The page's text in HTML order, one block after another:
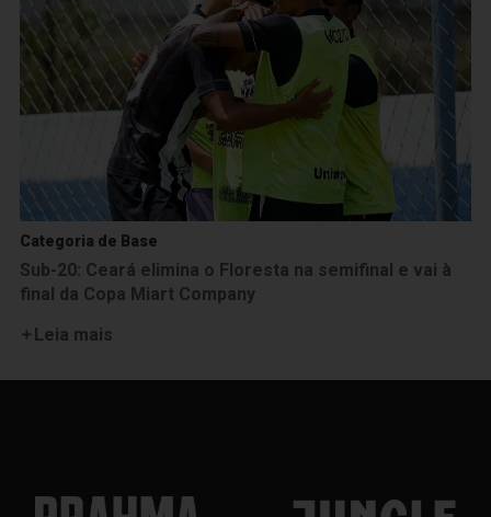
Categoria de Base
Sub-20: Ceará elimina o Floresta na semifinal e vai à
final da Copa Miart Company
Leia mais